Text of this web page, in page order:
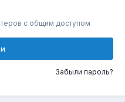
с общим доступом
Забыли пароль?